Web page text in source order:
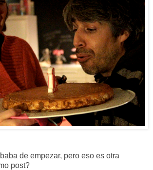
de empezar, pero eso es otra
post?